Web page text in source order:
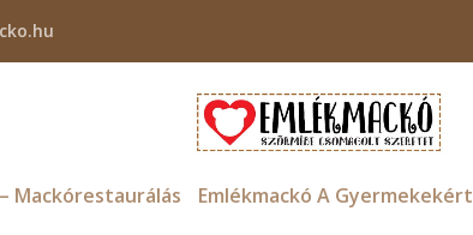
Mackórestaurálás Emlékmackó A Gyermekekért